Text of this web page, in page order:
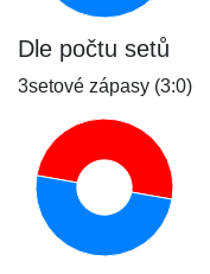
Dle počtu setů
3setové zápasy (3:0)